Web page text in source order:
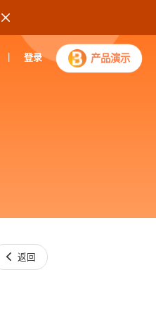

登录 产品演示
 返回